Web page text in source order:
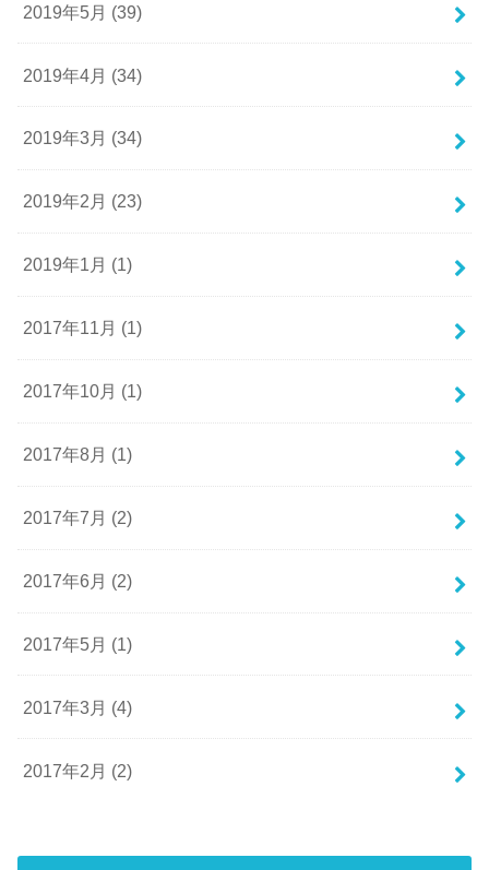
2019年5月 (39)
2019年4月 (34)
2019年3月 (34)
2019年2月 (23)
2019年1月 (1)
2017年11月 (1)
2017年10月 (1)
2017年8月 (1)
2017年7月 (2)
2017年6月 (2)
2017年5月 (1)
2017年3月 (4)
2017年2月 (2)